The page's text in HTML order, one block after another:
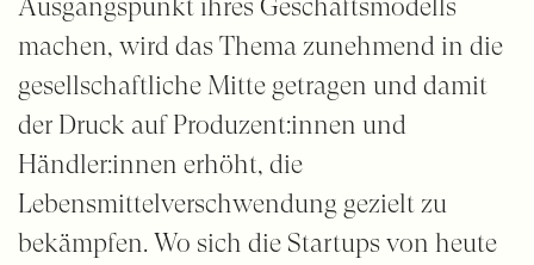
Ausgangspunkt ihres Geschäftsmodells
machen, wird das Thema zunehmend in die
gesellschaftliche Mitte getragen und damit
der Druck auf Produzent:innen und
Händler:innen erhöht, die
Lebensmittelverschwendung gezielt zu
bekämpfen. Wo sich die Startups von heute